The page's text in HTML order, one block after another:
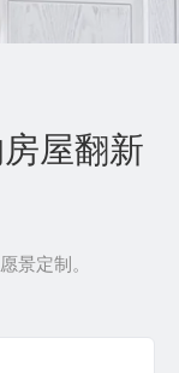
屋翻新
景定制。